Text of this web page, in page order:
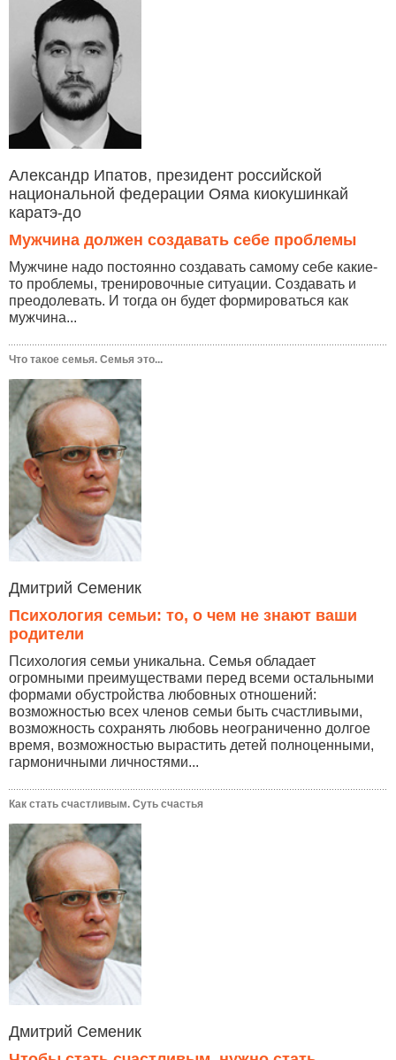
Александр Ипатов, президент российской
национальной федерации Ояма киокушинкай
каратэ-до
Мужчина должен создавать себе проблемы
Мужчине надо постоянно создавать самому себе какие-
то проблемы, тренировочные ситуации. Создавать и
преодолевать. И тогда он будет формироваться как
мужчина...
Что такое семья. Семья это...
Дмитрий Семеник
Психология семьи: то, о чем не знают ваши
родители
Психология семьи уникальна. Семья обладает
огромными преимуществами перед всеми остальными
формами обустройства любовных отношений:
возможностью всех членов семьи быть счастливыми,
возможность сохранять любовь неограниченно долгое
время, возможностью вырастить детей полноценными,
гармоничными личностями...
Как стать счастливым. Суть счастья
Дмитрий Семеник